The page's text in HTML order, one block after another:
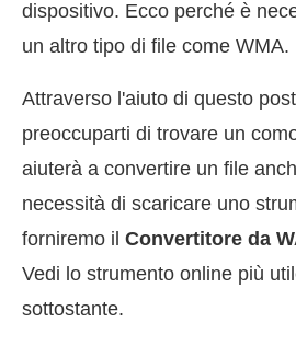
dispositivo. Ecco perché è
un altro tipo di file come WMA.
Attraverso l'aiuto di questo
preoccuparti di trovare un
aiuterà a convertire un file
necessità di scaricare uno
forniremo il Convertitore da
Vedi lo strumento online più
sottostante.